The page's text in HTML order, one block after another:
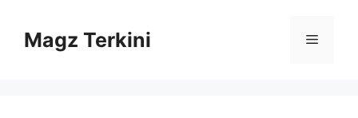
contentMagz Terkini Menu